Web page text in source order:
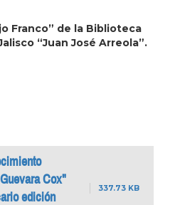
Franco” de la Biblioteca
“Juan José Arreola”.
Cox"
edición
337.73 KB